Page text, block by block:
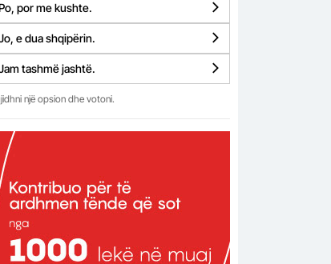
por me kushte.
e dua shqipërin.
tashmë jashtë.
një opsion dhe votoni.